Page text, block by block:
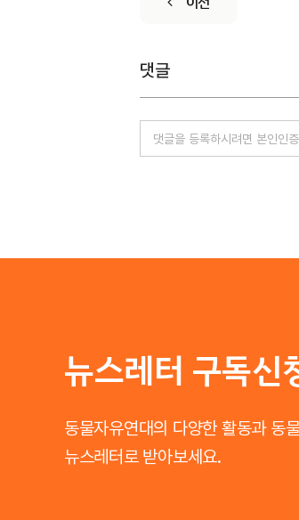
댓글
뉴스레터 구독신
동물자유연대의 다양한 활동과 동
뉴스레터로 받아보세요.